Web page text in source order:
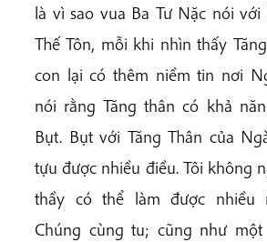
là vì sao vua Ba Tư Nặc nói với
Thế Tôn, mỗi khi nhìn thấy
con lại có thêm niềm tin nơi
nói rằng Tăng thân có khả
Bụt. Bụt với Tăng Thân của
tựu được nhiều điều. Tôi không
thầy có thể làm được nhiều
Chúng cùng tu; cũng như